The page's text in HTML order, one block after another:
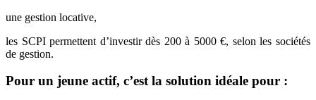
une gestion locative,
les SCPI permettent d’investir dès 200 à 5000 €, selon les sociétés
de gestion.
Pour un jeune actif, c’est la solution idéale pour :